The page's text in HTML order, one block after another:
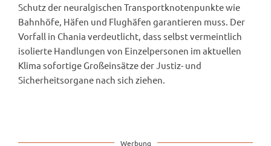
Schutz der neuralgischen Transportknotenpunkte wie
Bahnhöfe, Häfen und Flughäfen garantieren muss. Der
Vorfall in Chania verdeutlicht, dass selbst vermeintlich
isolierte Handlungen von Einzelpersonen im aktuellen
Klima sofortige Großeinsätze der Justiz- und
Sicherheitsorgane nach sich ziehen.
Werbung